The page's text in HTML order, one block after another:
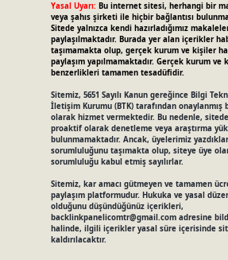
Yasal Uyarı: Bu internet sitesi, herhangi bir
veya şahıs şirketi ile hiçbir bağlantısı
Sitede yalnızca kendi hazırladığımız
paylaşılmaktadır. Burada yer alan içerikler
taşımamakta olup, gerçek kurum ve kişiler
paylaşım yapılmamaktadır. Gerçek kurum
benzerlikleri tamamen tesadüfidir.
Sitemiz, 5651 Sayılı Kanun gereğince Bilgi
İletişim Kurumu (BTK) tarafından onaylanmış
olarak hizmet vermektedir. Bu nedenle,
proaktif olarak denetleme veya araştırma
bulunmamaktadır. Ancak, üyelerimiz
sorumluluğunu taşımakta olup, siteye üye
sorumluluğu kabul etmiş sayılırlar.
Sitemiz, kar amacı gütmeyen ve tamamen
paylaşım platformudur. Hukuka ve yasal
olduğunu düşündüğünüz içerikleri,
backlinkpanelicomtr@gmail.comadresine
halinde, ilgili içerikler yasal süre içerisinde
kaldırılacaktır.